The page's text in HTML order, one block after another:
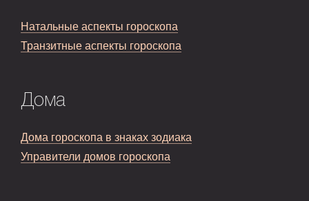
Натальные аспекты гороскопа
Транзитные аспекты гороскопа
Дома
Дома гороскопа в знаках зодиака
Управители домов гороскопа